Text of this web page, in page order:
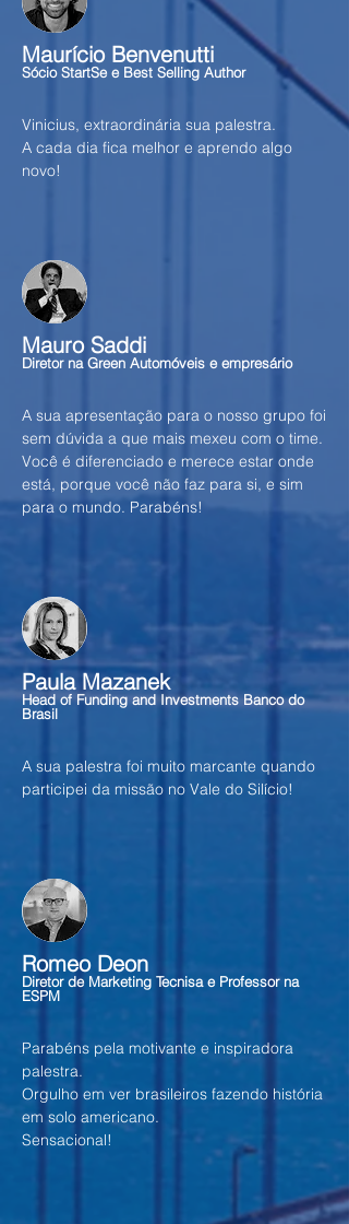
Maurício Benvenutti
Sócio StartSe e Best Selling Author
Vinicius, extraordinária sua palestra.
A cada dia fica melhor e aprendo algo
novo!
Mauro Saddi
Diretor na Green Automóveis e empresário
A sua apresentação para o nosso grupo foi
sem dúvida a que mais mexeu com o time.
Você é diferenciado e merece estar onde
está, porque você não faz para si, e sim
para o mundo. Parabéns!
Paula Mazanek
Head of Funding and Investments Banco do
Brasil
A sua palestra foi muito marcante quando
participei da missão no Vale do Silício!
Romeo Deon
Diretor de Marketing Tecnisa e Professor na
ESPM
Parabéns pela motivante e inspiradora
palestra.
Orgulho em ver brasileiros fazendo história
em solo americano.
Sensacional!